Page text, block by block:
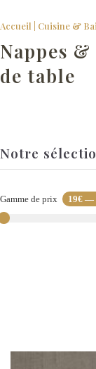
Accueil Cuisine &
Nappes
de table
Notre
Gamme de prix 19€ —